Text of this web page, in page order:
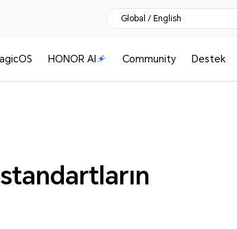
Global / English
HONOR AI Community Destek